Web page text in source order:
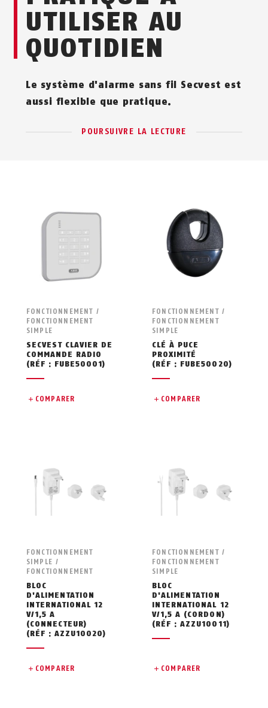
UTILISER AU
QUOTIDIEN
Le système d'alarme sans fil Secvest est
aussi flexible que pratique.
POURSUIVRE LA LECTURE
FONCTIONNEMENT /
FONCTIONNEMENT
SIMPLE
SECVEST CLAVIER DE
COMMANDE RADIO
(RÉF : FUBE50001)
COMPARER
FONCTIONNEMENT /
FONCTIONNEMENT
SIMPLE
CLÉ À PUCE
PROXIMITÉ
(RÉF : FUBE50020)
COMPARER
FONCTIONNEMENT
SIMPLE /
FONCTIONNEMENT
BLOC
D'ALIMENTATION
INTERNATIONAL 12
V/1,5 A
(CONNECTEUR)
(RÉF : AZZU10020)
COMPARER
FONCTIONNEMENT /
FONCTIONNEMENT
SIMPLE
BLOC
D'ALIMENTATION
INTERNATIONAL 12
V/1,5 A (CORDON)
(RÉF : AZZU10011)
COMPARER